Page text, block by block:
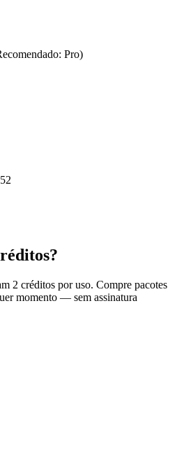
: Pro)
2 créditos por uso. Compre pacotes
momento — sem assinatura